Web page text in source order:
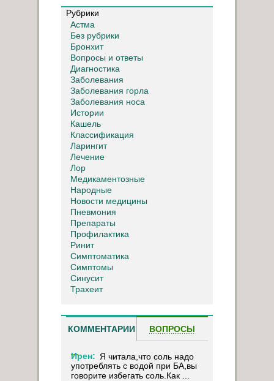
Рубрики
Астма
Без рубрики
Бронхит
Вопросы и ответы
Диагностика
Заболевания
Заболевания горла
Заболевания носа
Истории
Кашель
Классификация
Ларингит
Лечение
Лор
Медикаментозные
Народные
Новости медицины
Пневмония
Препараты
Профилактика
Ринит
Симптоматика
Симптомы
Синусит
Трахеит
КОММЕНТАРИИ ВОПРОСЫ
Ирен: Я читала,что соль надо
употреблять с водой при БА,вы
говорите избегать соль.Как ...